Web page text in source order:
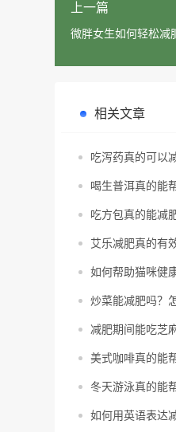
上一篇
微胖女生如何轻松减
相关文章
吃泻药真的可以
喝生普洱真的能
吃方包真的能减
艾乐减肥真的有
如何帮助猫咪健
炒菜能减肥吗？
减肥期间能吃芝
美式咖啡真的能
冬天游泳真的能
如何用英语表达